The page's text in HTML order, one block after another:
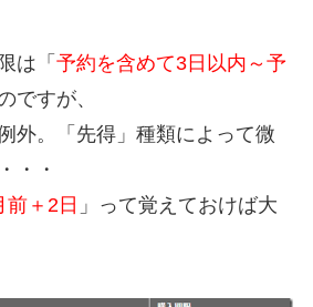
は「 予約を含めて3日以内～予
ですが、
外。「先得」種類によって微
・・
前＋2日 」って覚えておけば大